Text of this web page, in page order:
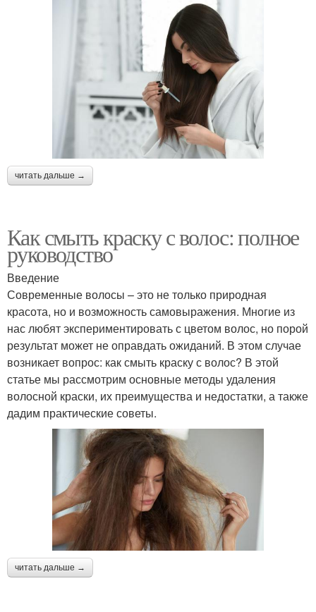
читать дальше →
Как смыть краску с волос: полное
руководство
Введение
Современные волосы – это не только природная
красота, но и возможность самовыражения. Многие из
нас любят экспериментировать с цветом волос, но порой
результат может не оправдать ожиданий. В этом случае
возникает вопрос: как смыть краску с волос? В этой
статье мы рассмотрим основные методы удаления
волосной краски, их преимущества и недостатки, а также
дадим практические советы.
читать дальше →